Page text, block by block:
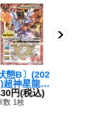
態B〕(202
超神星龍ジ
ヴルム・ノ
(BSC36収
円(税込)
数 1枚